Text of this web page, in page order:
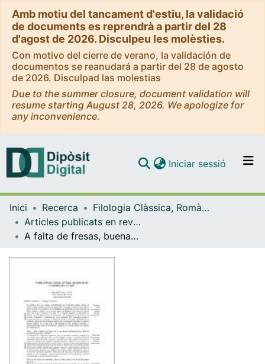
Amb motiu del tancament d'estiu, la validació
de documents es reprendrà a partir del 28
d'agost de 2026. Disculpeu les molèsties.
Con motivo del cierre de verano, la validación de
documentos se reanudará a partir del 28 de agosto
de 2026. Disculpad las molestias
Due to the summer closure, document validation will
resume starting August 28, 2026. We apologize for
any inconvenience.
Navega per tot el DD
Iniciar sessió (current)
Inici Recerca
Filologia Clàssica, Romànica i Semítica
Articles publicats en revistes (Filologia Clàssica, Romànica i Semítica)
A falta de fresas, buenas son hojas. Bocados de dor en el refranero rumano